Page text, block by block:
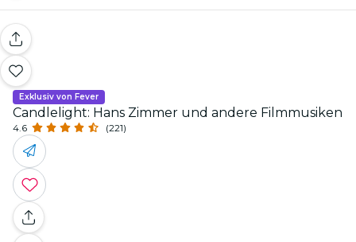
Exklusiv von Fever
Candlelight: Hans Zimmer und andere Filmmusiken
4.6 (221)